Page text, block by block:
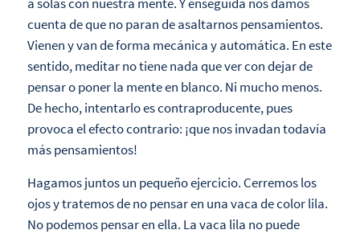
cuenta de que no paran de asaltarnos pensamientos.
Vienen y van de forma mecánica y automática. En este
sentido, meditar no tiene nada que ver con dejar de
pensar o poner la mente en blanco. Ni mucho menos.
De hecho, intentarlo es contraproducente, pues
provoca el efecto contrario: ¡que nos invadan todavía
más pensamientos!
Hagamos juntos un pequeño ejercicio. Cerremos los
ojos y tratemos de no pensar en una vaca de color lila.
No podemos pensar en ella. La vaca lila no puede